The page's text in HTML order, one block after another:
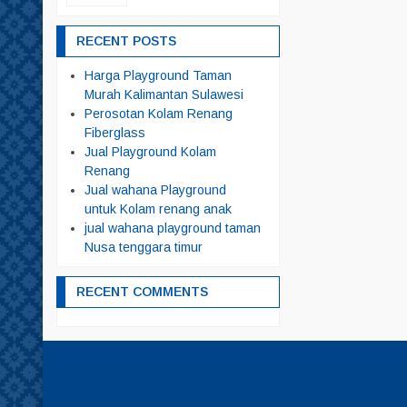
RECENT POSTS
Harga Playground Taman
Murah Kalimantan Sulawesi
Perosotan Kolam Renang
Fiberglass
Jual Playground Kolam
Renang
Jual wahana Playground
untuk Kolam renang anak
jual wahana playground taman
Nusa tenggara timur
RECENT COMMENTS